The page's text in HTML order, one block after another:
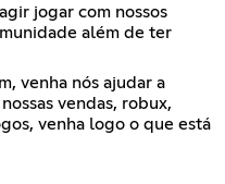
jogar com nossos
além de ter
venha nós ajudar a
vendas, robux,
venha logo o que está